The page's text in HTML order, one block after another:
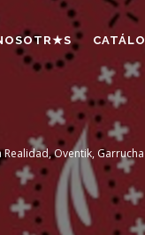
Oventik,